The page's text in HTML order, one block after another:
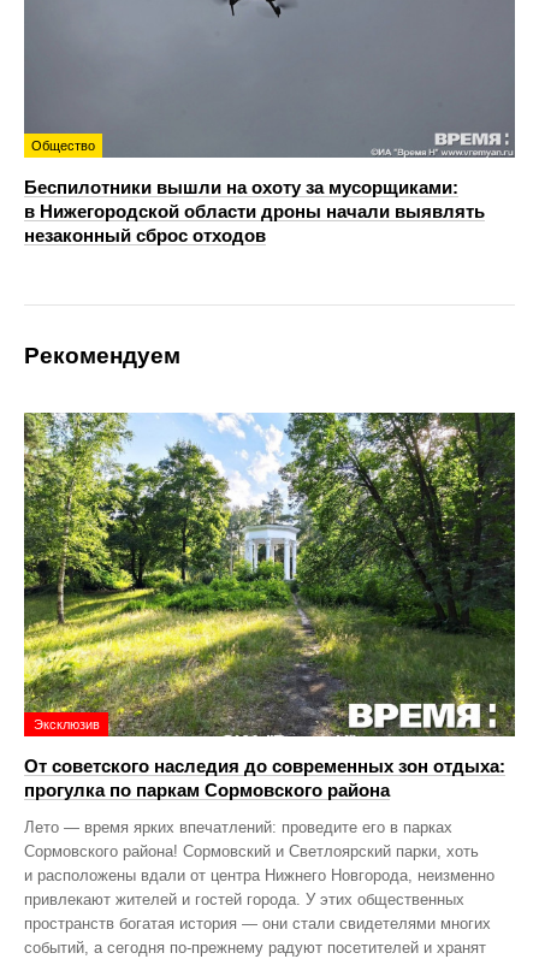
Общество
Беспилотники вышли на охоту за мусорщиками:
в Нижегородской области дроны начали выявлять
незаконный сброс отходов
Рекомендуем
Эксклюзив
От советского наследия до современных зон отдыха:
прогулка по паркам Сормовского района
Лето — время ярких впечатлений: проведите его в парках
Сормовского района! Сормовский и Светлоярский парки, хоть
и расположены вдали от центра Нижнего Новгорода, неизменно
привлекают жителей и гостей города. У этих общественных
пространств богатая история — они стали свидетелями многих
событий, а сегодня по‑прежнему радуют посетителей и хранят